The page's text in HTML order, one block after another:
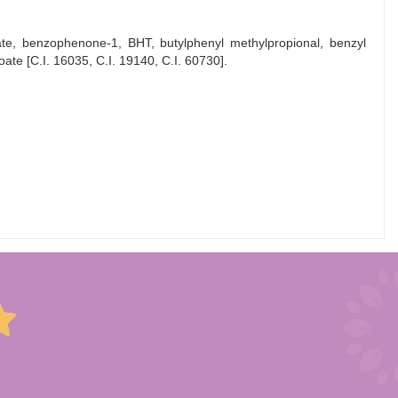
benzophenone-1, BHT, butylphenyl methylpropional, benzyl
[C.I. 16035, C.I. 19140, C.I. 60730].